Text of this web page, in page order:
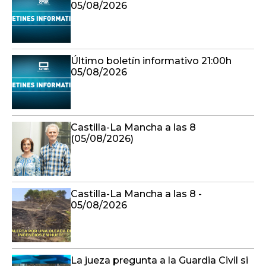
05/08/2026
Último boletín informativo 21:00h
05/08/2026
Castilla-La Mancha a las 8
(05/08/2026)
Castilla-La Mancha a las 8 -
05/08/2026
La jueza pregunta a la Guardia Civil si